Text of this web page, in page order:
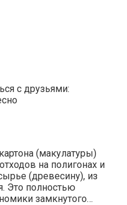
с друзьями:
(макулатуры)
на полигонах и
(древесину), из
Это полностью
замкнутого…